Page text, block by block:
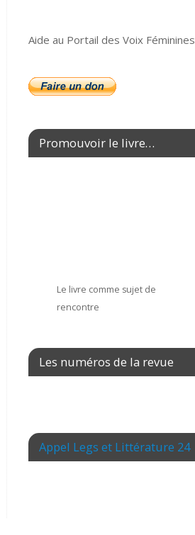
Aide au Portail des Voix Féminines
Promouvoir le livre…
Le livre comme sujet de
rencontre
Les numéros de la revue
Appel Legs et Littérature 24